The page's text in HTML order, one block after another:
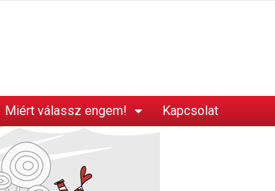
Miért válassz engem! Kapcsolat